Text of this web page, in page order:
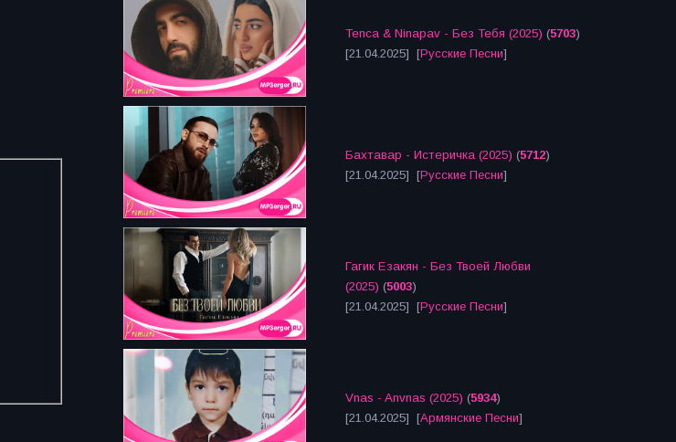
Tenca & Ninapav - Без Тебя (2025) (5703)
[21.04.2025] [Русские Песни]
Бахтавар - Истеричка (2025) (5712)
[21.04.2025] [Русские Песни]
Гагик Езакян - Без Твоей Любви
(2025) (5003)
[21.04.2025] [Русские Песни]
Vnas - Anvnas (2025) (5934)
[21.04.2025] [Армянские Песни]